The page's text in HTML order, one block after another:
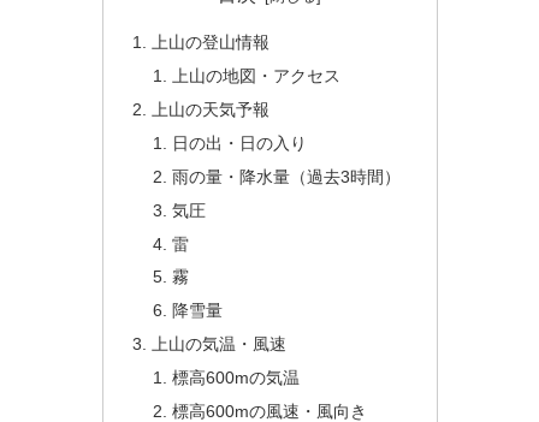
上山の登山情報
上山の地図・アクセス
上山の天気予報
日の出・日の入り
雨の量・降水量（過去3時間）
気圧
雷
霧
降雪量
上山の気温・風速
標高600mの気温
標高600mの風速・風向き